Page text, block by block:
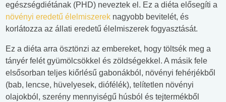
egészségdiétának (PHD) neveztek el. Ez a diéta elősegíti a
növényi eredetű élelmiszerek nagyobb bevitelét, és
korlátozza az állati eredetű élelmiszerek fogyasztását.
Ez a diéta arra ösztönzi az embereket, hogy töltsék meg a
tányér felét gyümölcsökkel és zöldségekkel. A másik fele
elsősorban teljes kiőrlésű gabonákból, növényi fehérjékből
(bab, lencse, hüvelyesek, diófélék), telítetlen növényi
olajokból, szerény mennyiségű húsból és tejtermékből